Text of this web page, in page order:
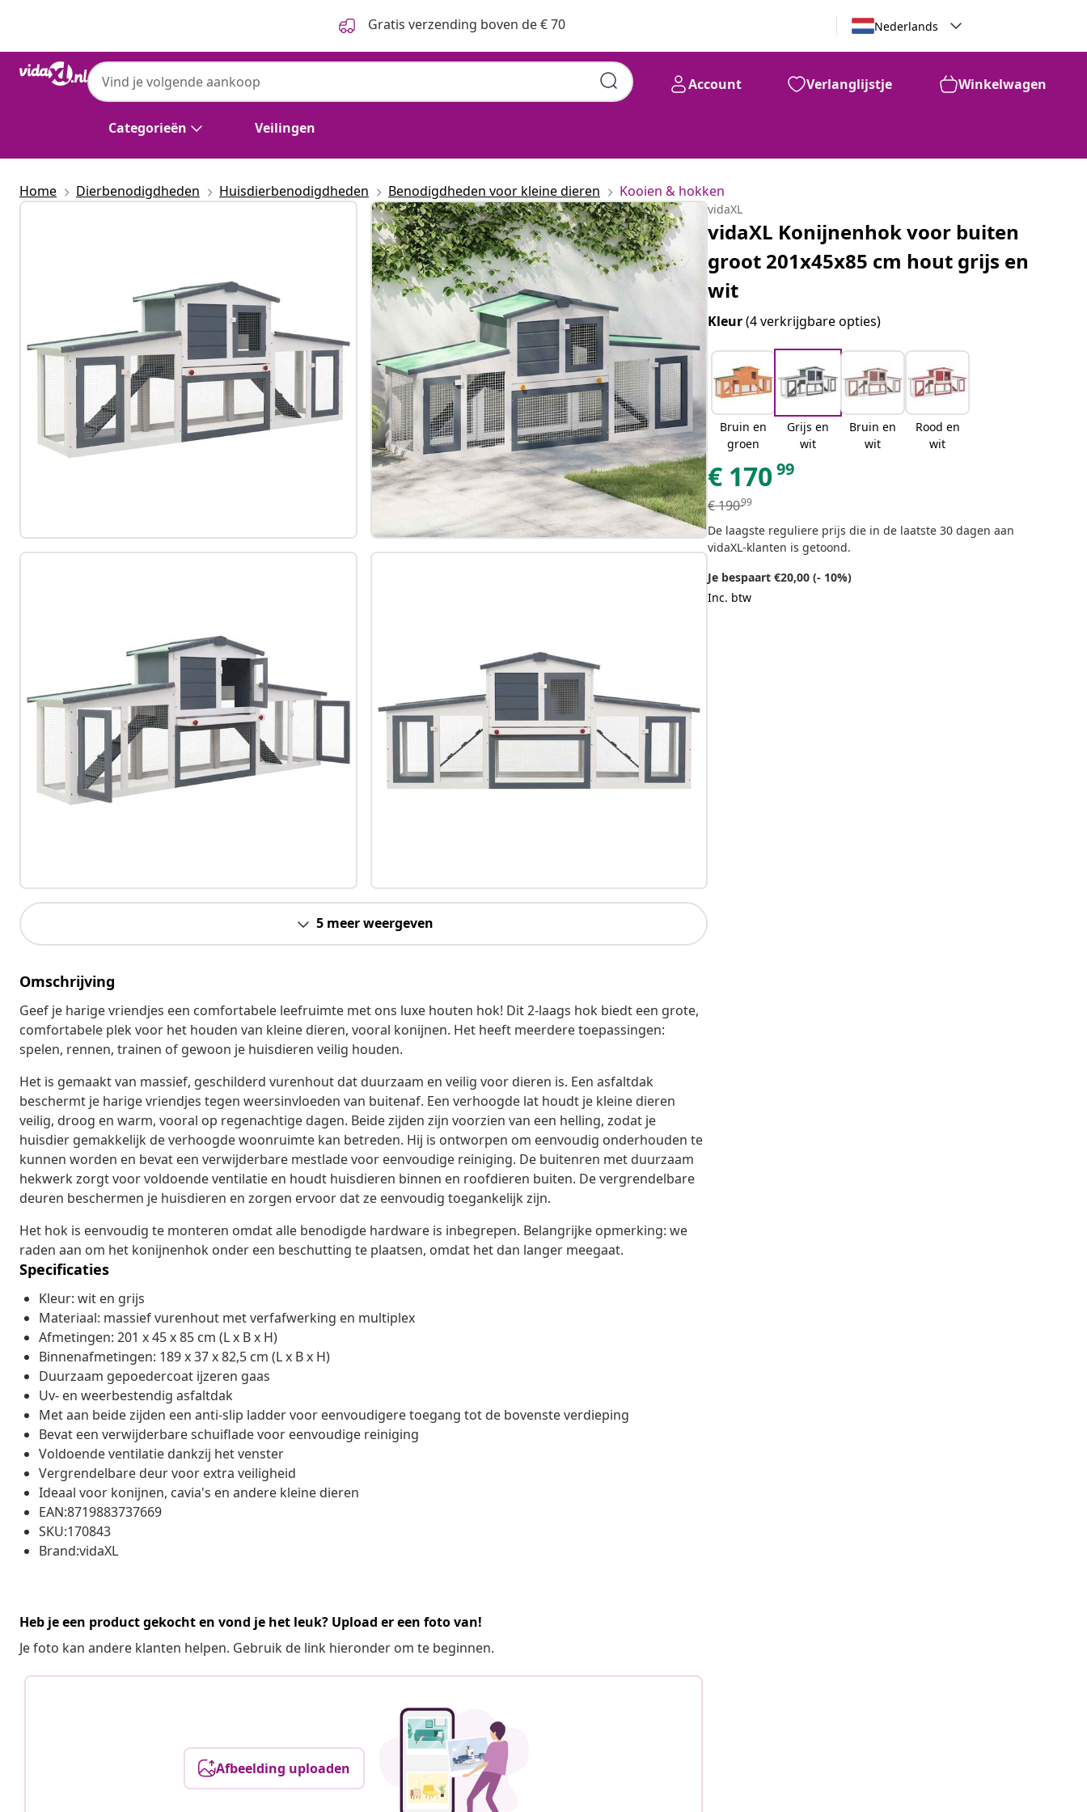
Gratis verzending boven de € 70 Nederlands
Categorieën Veilingen
Account Verlanglijstje Winkelwagen
Home Dierbenodigdheden Huisdierbenodigdheden Benodigdheden voor kleine dieren Kooien & hokken
5 meer weergeven
Omschrijving
Geef je harige vriendjes een comfortabele leefruimte met ons luxe houten hok! Dit 2-laags hok biedt een grote,
comfortabele plek voor het houden van kleine dieren, vooral konijnen. Het heeft meerdere toepassingen:
spelen, rennen, trainen of gewoon je huisdieren veilig houden.
Het is gemaakt van massief, geschilderd vurenhout dat duurzaam en veilig voor dieren is. Een asfaltdak
beschermt je harige vriendjes tegen weersinvloeden van buitenaf. Een verhoogde lat houdt je kleine dieren
veilig, droog en warm, vooral op regenachtige dagen. Beide zijden zijn voorzien van een helling, zodat je
huisdier gemakkelijk de verhoogde woonruimte kan betreden. Hij is ontworpen om eenvoudig onderhouden te
kunnen worden en bevat een verwijderbare mestlade voor eenvoudige reiniging. De buitenren met duurzaam
hekwerk zorgt voor voldoende ventilatie en houdt huisdieren binnen en roofdieren buiten. De vergrendelbare
deuren beschermen je huisdieren en zorgen ervoor dat ze eenvoudig toegankelijk zijn.
Het hok is eenvoudig te monteren omdat alle benodigde hardware is inbegrepen. Belangrijke opmerking: we
raden aan om het konijnenhok onder een beschutting te plaatsen, omdat het dan langer meegaat.
Specificaties
Kleur: wit en grijs
Materiaal: massief vurenhout met verfafwerking en multiplex
Afmetingen: 201 x 45 x 85 cm (L x B x H)
Binnenafmetingen: 189 x 37 x 82,5 cm (L x B x H)
Duurzaam gepoedercoat ijzeren gaas
Uv- en weerbestendig asfaltdak
Met aan beide zijden een anti-slip ladder voor eenvoudigere toegang tot de bovenste verdieping
Bevat een verwijderbare schuiflade voor eenvoudige reiniging
Voldoende ventilatie dankzij het venster
Vergrendelbare deur voor extra veiligheid
Ideaal voor konijnen, cavia's en andere kleine dieren
EAN:8719883737669
SKU:170843
Brand:vidaXL
Heb je een product gekocht en vond je het leuk? Upload er een foto van!
Je foto kan andere klanten helpen. Gebruik de link hieronder om te beginnen.
Afbeelding uploaden
vidaXL
vidaXL Konijnenhok voor buiten
groot 201x45x85 cm hout grijs en
wit
Kleur(4 verkrijgbare opties)
Bruin en
groen
Grijs en
wit
Bruin en
wit
Rood en
wit
€ 17099
€19099
De laagste reguliere prijs die in de laatste 30 dagen aan
vidaXL-klanten is getoond.
Je bespaart €20,00 (- 10%)
Inc. btw